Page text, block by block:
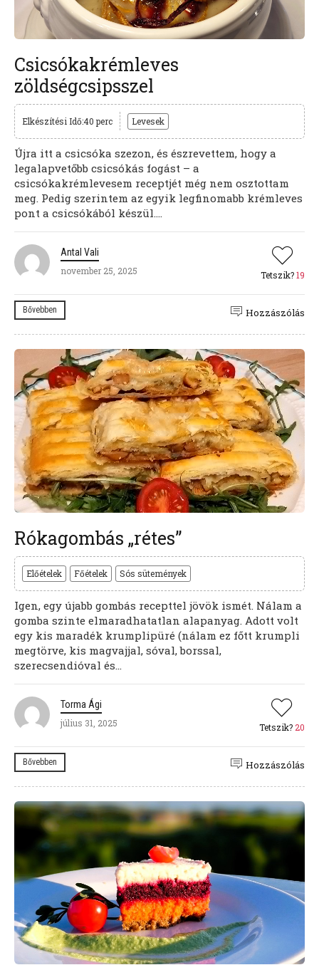
Csicsókakrémleves
zöldségcsipsszel
Elkészítési Idő:40 perc Levesek
Újra itt a csicsóka szezon, és észrevettem, hogy a
legalapvetőbb csicsókás fogást – a
csicsókakrémlevesem receptjét még nem osztottam
meg. Pedig szerintem az egyik legfinomabb krémleves
pont a csicsókából készül....
Antal Vali
november 25, 2025
Tetszik?19
Bővebben Hozzászólás
Rókagombás „rétes”
Előételek Főételek Sós sütemények
Igen, egy újabb gombás recepttel jövök ismét. Nálam a
gomba szinte elmaradhatatlan alapanyag. Adott volt
egy kis maradék krumplipüré (nálam ez főtt krumpli
megtörve, kis magvajjal, sóval, borssal,
szerecsendióval és...
Torma Ági
július 31, 2025
Tetszik? 20
Bővebben Hozzászólás